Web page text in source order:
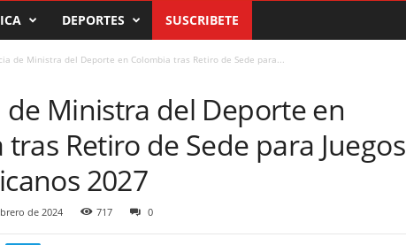
DEPORTES SUSCRIBETE
de Ministra del Deporte en Colombia tras Retiro de Sede para...
de Ministra del Deporte en
Retiro de Sede para Juegos
2027
de 2024 717 0